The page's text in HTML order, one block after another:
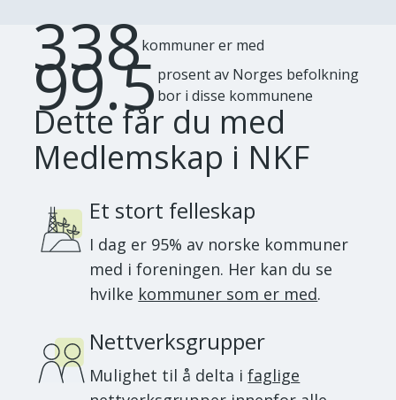
338kommuner er med
99.5 prosent av Norges befolkning
bor i disse kommunene
Dette får du med
Medlemskap i NKF
Et stort felleskap
I dag er 95% av norske kommuner
med i foreningen. Her kan du se
hvilke kommuner som er med.
Nettverksgrupper
Mulighet til å delta ifaglige